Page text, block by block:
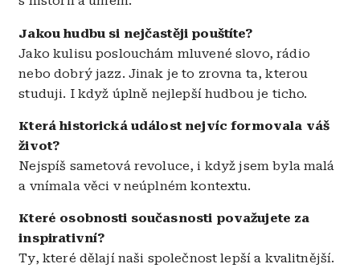
Jakou hudbu si nejčastěji pouštíte?
Jako kulisu poslouchám mluvené slovo, rádio
nebo dobrý jazz. Jinak je to zrovna ta, kterou
studuji. I když úplně nejlepší hudbou je ticho.
Která historická událost nejvíc formovala váš
život?
Nejspíš sametová revoluce, i když jsem byla malá
a vnímala věci v neúplném kontextu.
Které osobnosti současnosti považujete za
inspirativní?
Ty, které dělají naši společnost lepší a kvalitnější.